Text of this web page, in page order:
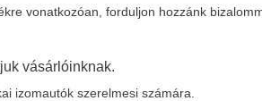
vonatkozóan, forduljon hozzánk
vásárlóinknak.
izomautók szerelmesi számára.